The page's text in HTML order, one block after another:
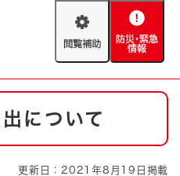
閲
助
防
緊
救急・消防
AED設置箇所
について
更新日：2021年8月19日掲載